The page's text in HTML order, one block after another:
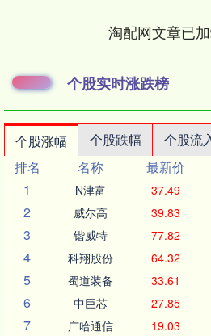
淘配网文章已
个股实时涨跌榜
个股涨幅 个股跌幅 个股流
排名
名称 最新价
1
N津富 37.49
2 威尔高 39.83
3 锴威特 77.82
4 科翔股份 64.32
5 蜀道装备 33.61
6 中巨芯 27.85
7 广哈通信 19.03